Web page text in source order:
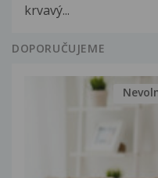
krvavý...
DOPORUČUJEME